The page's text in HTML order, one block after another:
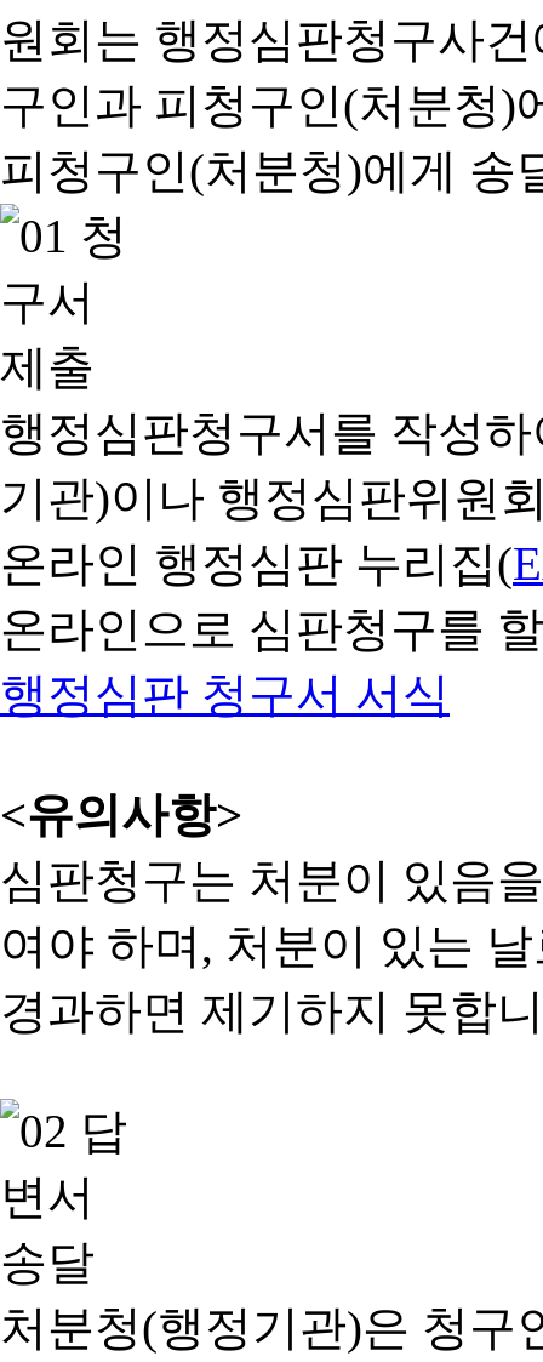
행정심판청구서를 작성
기관)이나 행정심판위원
온라인 행정심판 누리집(
온라인으로 심판청구를
행정심판 청구서 서식
<유의사항>
심판청구는 처분이 있음
여야 하며, 처분이 있는
경과하면 제기하지 못합
처분청(행정기관)은 청구